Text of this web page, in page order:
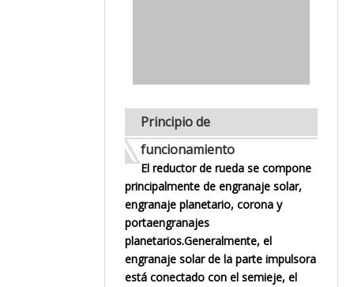
Principio de
funcionamiento
El reductor de rueda se compone
principalmente de engranaje solar,
engranaje planetario, corona y
portaengranajes
planetarios.Generalmente, el
engranaje solar de la parte impulsora
está conectado con el semieje, el